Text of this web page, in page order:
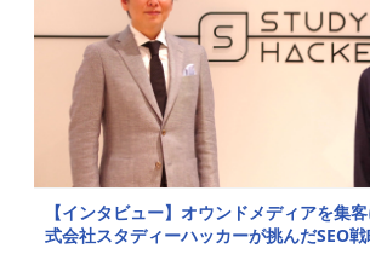
【インタビュー】オウンドメディアを集
式会社スタディーハッカーが挑んだSEO